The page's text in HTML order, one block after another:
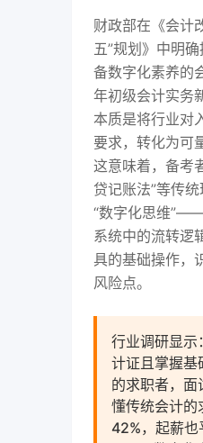
财政部在《会计
五”规划》中明
备数字化素养的
年初级会计实务
本质是将行业对
要求，转化为可
这意味着，备考
贷记账法”等传
“数字化思维
系统中的流转逻
具的基础操作，
风险点。
行业调研显示
计证且掌握基
的求职者，面
懂传统会计的
42%，起薪也